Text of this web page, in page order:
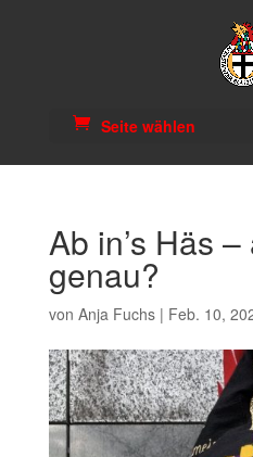
Seite wählen
Ab in’s Häs
genau?
von Anja Fuchs| Feb. 10,